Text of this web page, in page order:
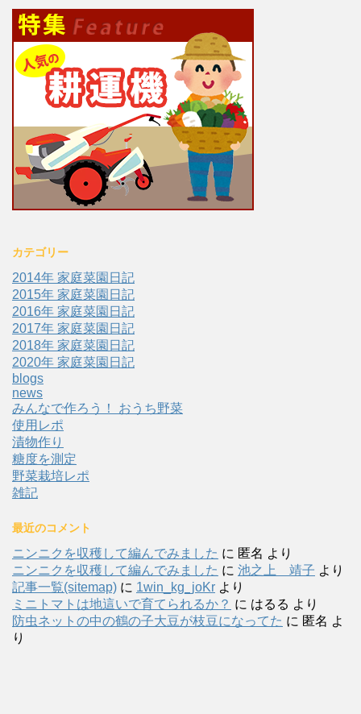
カテゴリー
2014年 家庭菜園日記
2015年 家庭菜園日記
2016年 家庭菜園日記
2017年 家庭菜園日記
2018年 家庭菜園日記
2020年 家庭菜園日記
blogs
news
みんなで作ろう！ おうち野菜
使用レポ
漬物作り
糖度を測定
野菜栽培レポ
雑記
最近のコメント
ニンニクを収穫して編んでみました に 匿名 より
ニンニクを収穫して編んでみました に 池之上 靖子 より
記事一覧(sitemap) に 1win_kg_joKr より
ミニトマトは地這いで育てられるか？ に はるる より
防虫ネットの中の鶴の子大豆が枝豆になってた に 匿名 よ
り